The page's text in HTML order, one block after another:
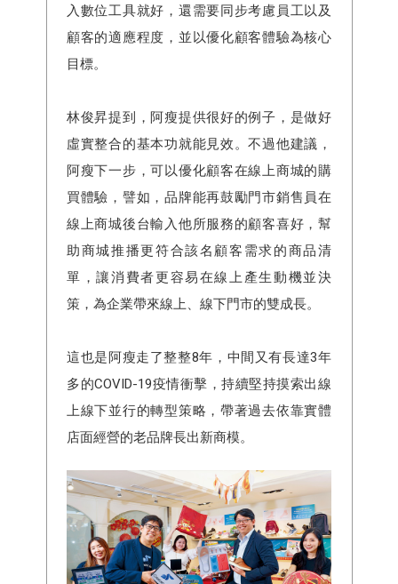
入數位工具就好，還需要同步考慮員工以及
顧客的適應程度，並以優化顧客體驗為核心
目標。
林俊昇提到，阿瘦提供很好的例子，是做好
虛實整合的基本功就能見效。不過他建議，
阿瘦下一步，可以優化顧客在線上商城的購
買體驗，譬如，品牌能再鼓勵門市銷售員在
線上商城後台輸入他所服務的顧客喜好，幫
助商城推播更符合該名顧客需求的商品清
單，讓消費者更容易在線上產生動機並決
策，為企業帶來線上、線下門市的雙成長。
這也是阿瘦走了整整8年，中間又有長達3年
多的COVID-19疫情衝擊，持續堅持摸索出線
上線下並行的轉型策略，帶著過去依靠實體
店面經營的老品牌長出新商模。